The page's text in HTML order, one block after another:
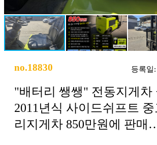
no.18830 등록일
"배터리 쌩쌩" 전동지게차
2011년식 사이드쉬프트
리지게차 850만원에 판매